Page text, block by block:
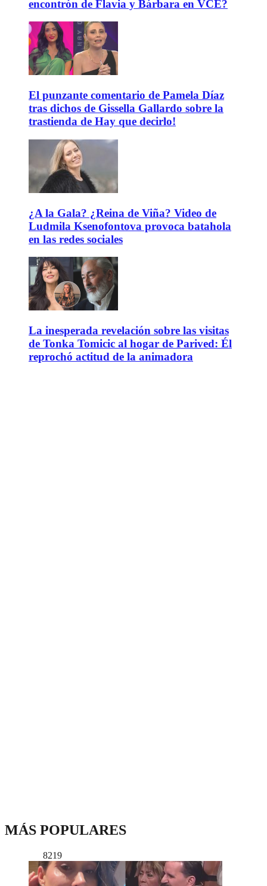
encontrón de Flavia y Bárbara en VCE?
El punzante comentario de Pamela Díaz
tras dichos de Gissella Gallardo sobre la
trastienda de Hay que decirlo!
¿A la Gala? ¿Reina de Viña? Video de
Ludmila Ksenofontova provoca batahola
en las redes sociales
La inesperada revelación sobre las visitas
de Tonka Tomicic al hogar de Parived: Él
reprochó actitud de la animadora
MÁS POPULARES
8219